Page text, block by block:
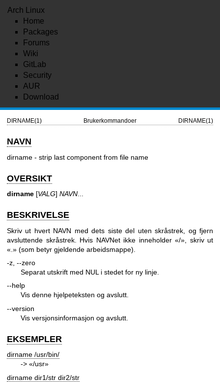
Arch Linux
Home
Packages
Forums
Wiki
GitLab
Security
AUR
Download
DIRNAME(1) Brukerkommandoer DIRNAME(1)
NAVN
dirname - strip last component from file name
OVERSIKT
dirname [VALG] NAVN
BESKRIVELSE
Skriv ut hvert NAVN med dets siste del uten skråstrek, og fjern
avsluttende skråstrek. Hvis NAVNet ikke inneholder «/», skriv ut
«.» (som betyr gjeldende arbeidsmappe).
-z, --zero
Separat utskrift med NUL i stedet for ny linje.
--help
Vis denne hjelpeteksten og avslutt.
--version
Vis versjonsinformasjon og avslutt.
EKSEMPLER
dirname /usr/bin/
-> «/usr»
dirname dir1/str dir2/str